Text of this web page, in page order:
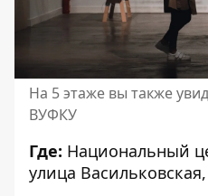
На 5 этаже вы также
ВУФКУ
Где: Национальный
улица